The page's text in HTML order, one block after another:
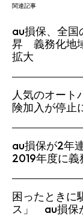
関連記事
au損保、全国
昇 義務化地
拡大
人気のオート
険加入が停
au損保が2年
2019年度に
困ったときに
ス」 au損保